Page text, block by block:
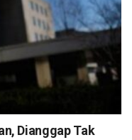
Dianggap Tak